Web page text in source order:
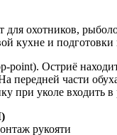
охотников,
кухне и
Остриё
части
при уколе входить в
рукояти